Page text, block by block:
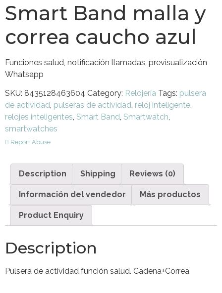
Smart Band malla y
correa caucho azul
Funciones salud, notificación llamadas, previsualización
Whatsapp
SKU: 8435128463604 Category: Relojería Tags: pulsera
de actividad, pulseras de actividad, reloj inteligente,
relojes inteligentes, Smart Band, Smartwatch,
smartwatches
Report Abuse
Description Shipping Reviews (0)
Información del vendedor Más productos
Product Enquiry
Description
Pulsera de actividad función salud. Cadena+Correa